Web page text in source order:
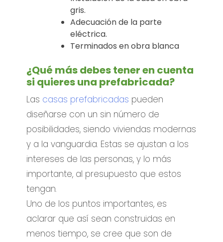
gris.
Adecuación de la parte
eléctrica.
Terminados en obra blanca
¿Qué más debes tener en cuenta
si quieres una prefabricada?
Las casas prefabricadas pueden
diseñarse con un sin número de
posibilidades, siendo viviendas modernas
y a la vanguardia. Estas se ajustan a los
intereses de las personas, y lo más
importante, al presupuesto que estos
tengan.
Uno de los puntos importantes, es
aclarar que así sean construidas en
menos tiempo, se cree que son de